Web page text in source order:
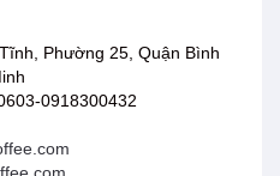
Phường 25, Quận Bình
0918300432